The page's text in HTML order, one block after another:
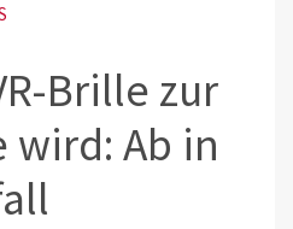
Brille zur
wird: Ab in